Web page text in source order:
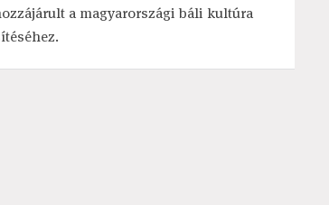
a magyarországi báli kultúra